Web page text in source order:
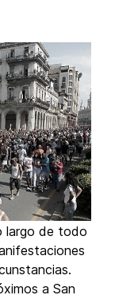
largo de todo
a San